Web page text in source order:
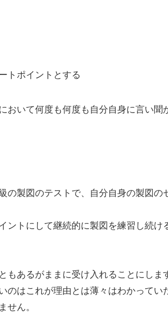
トポイントとする
おいて何度も何度も自分自身に言い聞
の製図のテストで、自分自身の製図の
ントにして継続的に製図を練習し続け
もあるがままに受け入れることにしま
のはこれが理由とは薄々はわかってい
せん。